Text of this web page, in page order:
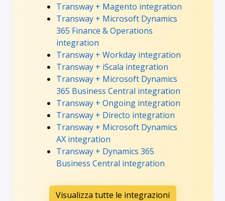
Transway + Magento integration
Transway + Microsoft Dynamics
365 Finance & Operations
integration
Transway + Workday integration
Transway + iScala integration
Transway + Microsoft Dynamics
365 Business Central integration
Transway + Ongoing integration
Transway + Directo integration
Transway + Microsoft Dynamics
AX integration
Transway + Dynamics 365
Business Central integration
Visualizza tutte le integrazioni